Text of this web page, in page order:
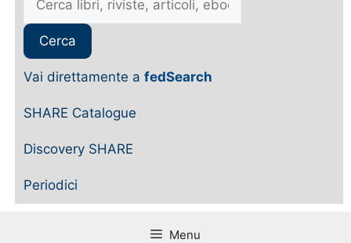
Vai direttamente a fedSearch
SHARE Catalogue
Discovery SHARE
Periodici
Menu